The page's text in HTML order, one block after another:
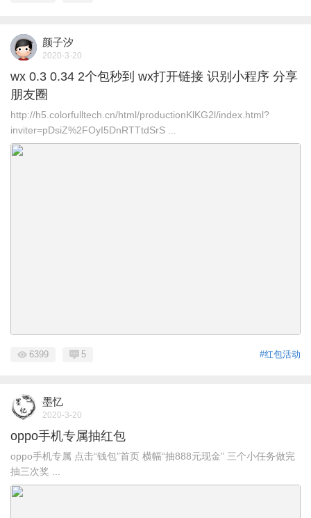
颜子汐
2020-3-20
wx 0.3 0.34 2个包秒到 wx打开链接 识别小程序 分享
朋友圈
http://h5.colorfulltech.cn/html/productionKlKG2l/index.html?
inviter=pDsiZ%2FOyI5DnRTTtdSrS ...
#红包活动
6399 5
墨忆
2020-3-20
oppo手机专属抽红包
oppo手机专属 点击“钱包”首页 横幅“抽888元现金” 三个小任务做完
抽三次奖 ...